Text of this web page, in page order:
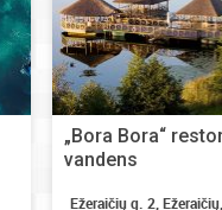
„Bora Bora“
vandens
Ežeraičių g. 2,